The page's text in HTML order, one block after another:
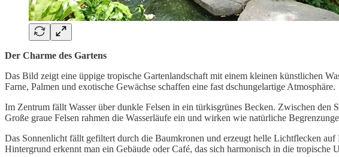
Der Charme des Gartens
Das Bild zeigt eine üppige tropische Gartenlandschaft mit einem kleinen künstlichen
Farne, Palmen und exotische Gewächse schaffen eine fast dschungelartige Atmosphäre.
Im Zentrum fällt Wasser über dunkle Felsen in ein türkisgrünes Becken. Zwischen den
Große graue Felsen rahmen die Wasserläufe ein und wirken wie natürliche
Das Sonnenlicht fällt gefiltert durch die Baumkronen und erzeugt helle Lichtflecken
Hintergrund erkennt man ein Gebäude oder Café, das sich harmonisch in die tropische